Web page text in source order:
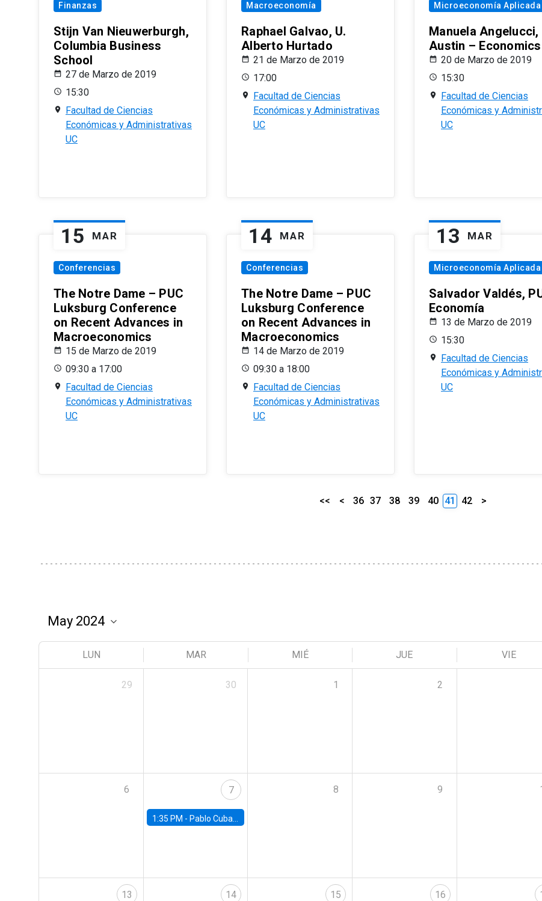
Finanzas
Stijn Van Nieuwerburgh,
Columbia Business
School
27 de Marzo de 2019
15:30
Facultad de Ciencias
Económicas y Administrativas
UC
Macroeconomía
Raphael Galvao, U.
Alberto Hurtado
21 de Marzo de 2019
17:00
Facultad de Ciencias
Económicas y Administrativas
UC
Microeconomía Aplicada
Manuela Angelucci,
Austin – Economics
20 de Marzo de 2019
15:30
Facultad de Ciencias
Económicas y
UC
15 MAR
Conferencias
The Notre Dame – PUC
Luksburg Conference
on Recent Advances in
Macroeconomics
15 de Marzo de 2019
09:30 a 17:00
Facultad de Ciencias
Económicas y Administrativas
UC
14 MAR
Conferencias
The Notre Dame – PUC
Luksburg Conference
on Recent Advances in
Macroeconomics
14 de Marzo de 2019
09:30 a 18:00
Facultad de Ciencias
Económicas y Administrativas
UC
13 MAR
Microeconomía Aplicada
Salvador Valdés,
Economía
13 de Marzo de 2019
15:30
Facultad de Ciencias
Económicas y
UC
<< < 36 37 38 39 40 41 42 >
LUN MAR MIÉ JUE VIE
29 30 1 2
6 7
1:35 PM - Pablo Cuba, FED Board
8 9
13 14 15 16